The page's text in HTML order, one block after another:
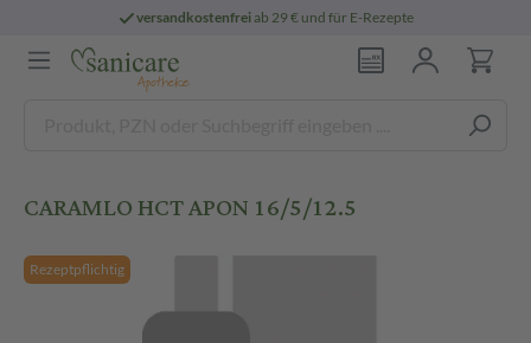
versandkostenfreiab 29 € und für E-Rezepte
CARAMLO HCT APON 16/5/12.5
Rezeptpflichtig